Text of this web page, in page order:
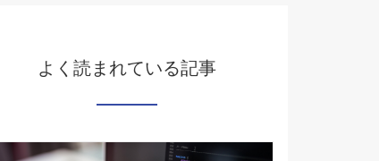
よく読まれている記事